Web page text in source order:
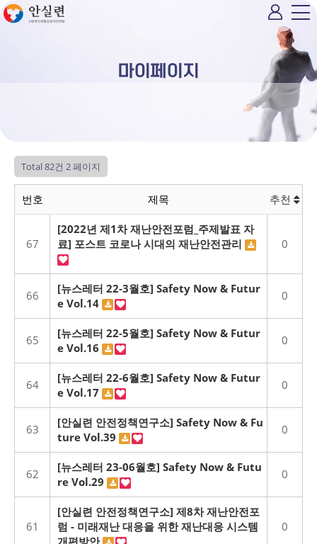
마이페이지
Total 82건 2 페이지
번호 제목 추천
67
[2022년 제1차 재난안전포럼_주제발표 자
료] 포스트 코로나 시대의 재난안전관리
0
66
[뉴스레터 22-3월호] Safety Now & Futur
e Vol.14
0
65
[뉴스레터 22-5월호] Safety Now & Futur
e Vol.16
0
64
[뉴스레터 22-6월호] Safety Now & Futur
e Vol.17
0
63
[안실련 안전정책연구소] Safety Now & Fu
ture Vol.39
0
62
[뉴스레터 23-06월호] Safety Now & Futu
re Vol.29
0
61
[안실련 안전정책연구소] 제8차 재난안전포
럼 - 미래재난 대응을 위한 재난대응 시스템
개편방안
0